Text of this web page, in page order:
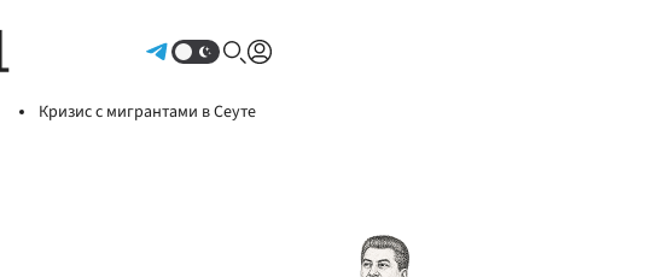
Кризис с мигрантами в Сеуте